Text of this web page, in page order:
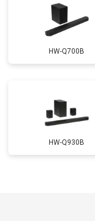
HW-Q700B
HW-Q930B